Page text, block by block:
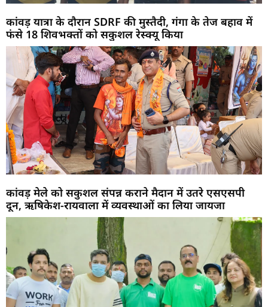
कांवड़ यात्रा के दौरान SDRF की मुस्तैदी, गंगा के तेज बहाव में
फंसे 18 शिवभक्तों को सकुशल रेस्क्यू किया
कांवड़ मेले को सकुशल संपन्न कराने मैदान में उतरे एसएसपी
दून, ऋषिकेश-रायवाला में व्यवस्थाओं का लिया जायजा